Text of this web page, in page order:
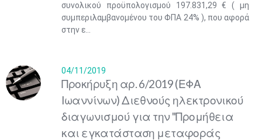
συνολικού προϋπολογισμού 197.831,29 € ( μη
συμπεριλαμβανομένου του ΦΠΑ 24% ), που αφορά
στην ε...
04/11/2019
Προκήρυξη αρ. 6/2019 (ΕΦΑ
Ιωαννίνων) Διεθνούς ηλεκτρονικού
διαγωνισμού για την "Προμήθεια
και εγκατάσταση μεταφοράς